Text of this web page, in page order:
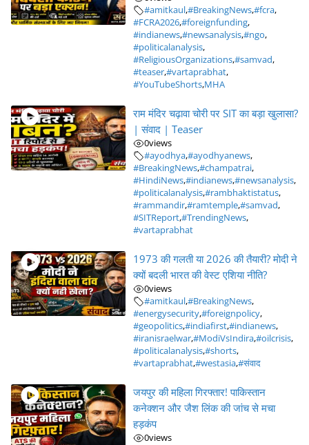
#amitkaul,#BreakingNews,#fcra,
#FCRA2026,#foreignfunding,
#indianews,#newsanalysis,#ngo,
#politicalanalysis,
#ReligiousOrganizations,#samvad,
#teaser,#vartaprabhat,
#YouTubeShorts,MHA
राम मंदिर चढ़ावा चोरी पर SIT का बड़ा खुलासा?
| संवाद | Teaser
0views
#ayodhya,#ayodhyanews,
#BreakingNews,#champatrai,
#HindiNews,#indianews,#newsanalysis,
#politicalanalysis,#rambhaktistatus,
#rammandir,#ramtemple,#samvad,
#SITReport,#TrendingNews,
#vartaprabhat
1973 की गलती या 2026 की तैयारी? मोदी ने
क्यों बदली भारत की वेस्ट एशिया नीति?
0views
#amitkaul,#BreakingNews,
#energysecurity,#foreignpolicy,
#geopolitics,#indiafirst,#indianews,
#iranisraelwar,#ModiVsIndira,#oilcrisis,
#politicalanalysis,#shorts,
#vartaprabhat,#westasia,#संवाद
जयपुर की महिला गिरफ्तार! पाकिस्तान
कनेक्शन और जैश लिंक की जांच से मचा
हड़कंप
0views